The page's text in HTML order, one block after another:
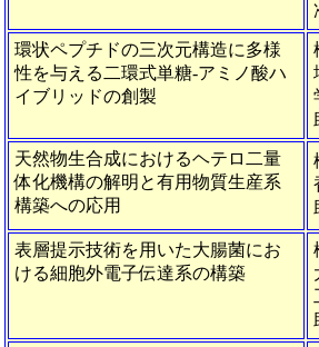
環状ペプチドの三次元構造に多様
性を与える二環式単糖-アミノ酸ハ
イブリッドの創製
天然物生合成におけるヘテロ二量
体化機構の解明と有用物質生産系
構築への応用
表層提示技術を用いた大腸菌にお
ける細胞外電子伝達系の構築